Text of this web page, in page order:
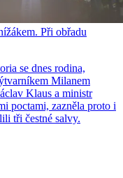
Při obřadu
se dnes rodina,
Milanem
Klaus a ministr
poctami, zazněla proto i
tři čestné salvy.